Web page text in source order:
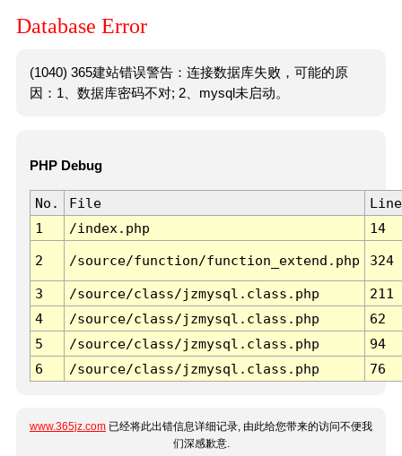
Database Error
(1040) 365建站错误警告：连接数据库失败，可能的原
因：1、数据库密码不对; 2、mysql未启动。
PHP Debug
No. File
Line
1
/index.php 14
2 /source/function/function_extend.php 324
3 /source/class/jzmysql.class.php
211
4
/source/class/jzmysql.class.php
62
5
/source/class/jzmysql.class.php
94
6
/source/class/jzmysql.class.php 76
www.365jz.com 已经将此出错信息详细记录, 由此给您带来的访问不便我
们深感歉意.